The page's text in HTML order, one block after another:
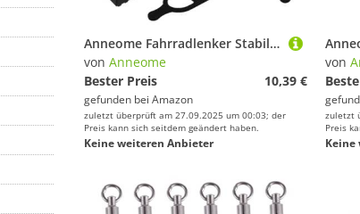
Anneome Fahrradlenker Stabilisator Schnellspanner für Sichere Fahrrad-parkständer und Reparaturständer Kompakt rutschfest für Fahrradtypen Tragbarer Lenkerhalter Schwarz
von Anneome
Bester Preis
10,39 €
gefunden bei Amazon
zuletzt überprüft am 27.09.2025 um 00:03; der
Preis kann sich seitdem geändert haben.
Keine weiteren Anbieter
von
zuletzt
Preis
Keine